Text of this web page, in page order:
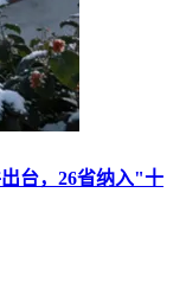
台，26省纳入"十